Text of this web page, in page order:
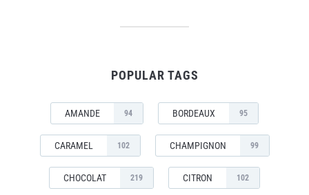
POPULAR TAGS
AMANDE 94 BORDEAUX 95
CARAMEL 102 CHAMPIGNON 99
CHOCOLAT 219 CITRON 102